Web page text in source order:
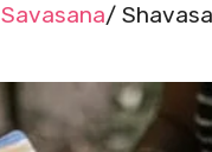
Savasana/